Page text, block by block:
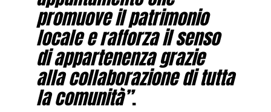
promuove il patrimonio
locale e rafforza il senso
di appartenenza grazie
alla collaborazione di tutta
la comunità”.